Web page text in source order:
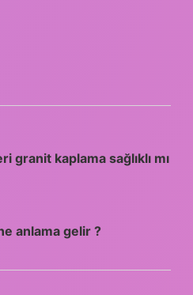
granit kaplama sağlıklı mı
anlama gelir ?